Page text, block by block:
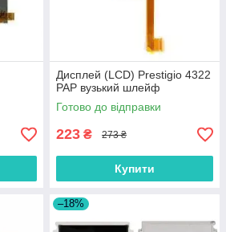
Дисплей (LCD) Prestigio 4322
PAP вузький шлейф
Готово до відправки
223 ₴ 273 ₴
Купити
–18%